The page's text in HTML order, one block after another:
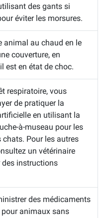
des gants si
éviter les morsures.
animal au chaud en le
couverture, en
est en état de choc.
respiratoire, vous
de pratiquer la
en utilisant la
à-museau pour les
chats. Pour les autres
un vétérinaire
des instructions
des médicaments
animaux sans